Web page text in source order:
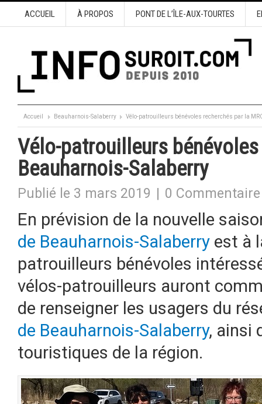
ACCUEIL À PROPOS PONT DE L’ÎLE-AUX-TOURTES
Accueil Beauharnois-Salaberry Vélo-patrouilleurs bénévoles recherchés par la
Vélo-patrouilleurs
Beauharnois-Salaberry
Publié le 3 mars 2019 0 Commentaire
En prévision de la nouvelle
de Beauharnois-Salaberry est à
patrouilleurs bénévoles
vélos-patrouilleurs auront
de renseigner les usagers du
de Beauharnois-Salaberry, ainsi
touristiques de la région.